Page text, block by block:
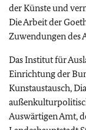
der Künste und
Die Arbeit der
Zuwendungen des
Das Institut für
Einrichtung der
Kunstaustausch,
Auswärtigen Amt,